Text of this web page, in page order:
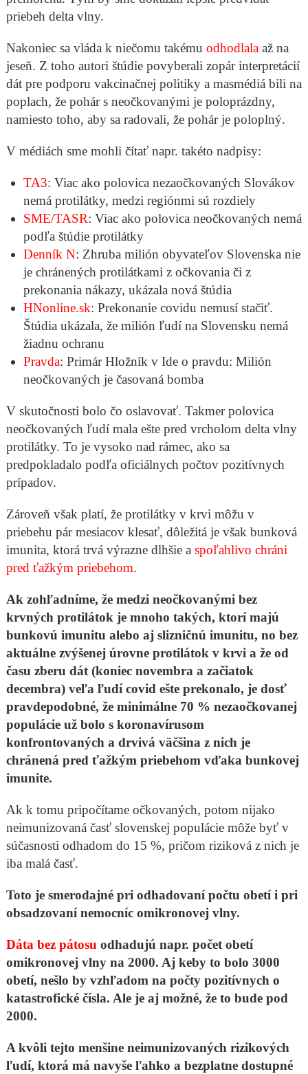
priebeh delta vlny.
Nakoniec sa vláda k niečomu takému odhodlalaaž na
jeseň. Z toho autori štúdie povyberali zopár interpretácií
dát pre podporu vakcinačnej politiky a masmédiá bili na
poplach, že pohár s neočkovanými je poloprázdny,
namiesto toho, aby sa radovali, že pohár je poloplný.
V médiách sme mohli čítať napr. takéto nadpisy:
TA3: Viac ako polovica nezaočkovaných Slovákov
nemá protilátky, medzi regiónmi sú rozdiely
SME/TASR: Viac ako polovica neočkovaných nemá
podľa štúdie protilátky
Denník N: Zhruba milión obyvateľov Slovenska nie
je chránených protilátkami z očkovania či z
prekonania nákazy, ukázala nová štúdia
HNonline.sk: Prekonanie covidu nemusí stačiť.
Štúdia ukázala, že milión ľudí na Slovensku nemá
žiadnu ochranu
Pravda: Primár Hložník v Ide o pravdu: Milión
neočkovaných je časovaná bomba
V skutočnosti bolo čo oslavovať. Takmer polovica
neočkovaných ľudí mala ešte pred vrcholom delta vlny
protilátky. To je vysoko nad rámec, ako sa
predpokladalo podľa oficiálnych počtov pozitívnych
prípadov.
Zároveň však platí, že protilátky v krvi môžu v
priebehu pár mesiacov klesať, dôležitá je však bunková
imunita, ktorá trvá výrazne dlhšie a spoľahlivo chráni
pred ťažkým priebehom.
Ak zohľadníme, že medzi neočkovanými bez
krvných protilátok je mnoho takých, ktorí majú
bunkovú imunitu alebo aj slizničnú imunitu, no bez
aktuálne zvýšenej úrovne protilátok v krvi a že od
času zberu dát (koniec novembra a začiatok
decembra) veľa ľudí covid ešte prekonalo, je dosť
pravdepodobné, že minimálne 70 % nezaočkovanej
populácie už bolo s koronavírusom
konfrontovaných a drvivá väčšina z nich je
chránená pred ťažkým priebehom vďaka bunkovej
imunite.
Ak k tomu pripočítame očkovaných, potom nijako
neimunizovaná časť slovenskej populácie môže byť v
súčasnosti odhadom do 15 %, pričom riziková z nich je
iba malá časť.
Toto je smerodajné pri odhadovaní počtu obetí i pri
obsadzovaní nemocníc omikronovej vlny.
Dáta bez pátosu odhadujú napr. počet obetí
omikronovej vlny na 2000. Aj keby to bolo 3000
obetí, nešlo by vzhľadom na počty pozitívnych o
katastrofické čísla. Ale je aj možné, že to bude pod
2000.
A kvôli tejto menšine neimunizovaných rizikových
ľudí, ktorá má navyše ľahko a bezplatne dostupné